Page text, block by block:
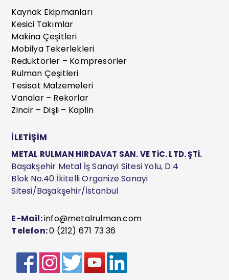
Kaynak Ekipmanları
Kesici Takımlar
Makina Çeşitleri
Mobilya Tekerlekleri
Redüktörler – Kompresörler
Rulman Çeşitleri
Tesisat Malzemeleri
Vanalar – Rekorlar
Zincir – Dişli – Kaplin
İLETİŞİM
METAL RULMAN HIRDAVAT SAN. VE TİC. LTD. ŞTİ.
Başakşehir Metal İş Sanayi Sitesi Yolu, D:4
Blok No.40 İkitelli Organize Sanayi
Sitesi/Başakşehir/İstanbul
E-Mail:info@metalrulman.com
Telefon:0 (212) 671 73 36